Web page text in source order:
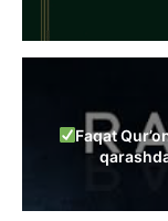
Faqat